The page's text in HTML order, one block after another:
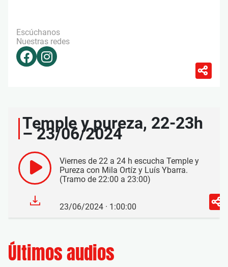
Escúchanos
Nuestras redes
Temple y pureza, 22-23h
– 23/06/2024
Viernes de 22 a 24 h escucha Temple y
Pureza con Mila Ortíz y Luís Ybarra.
(Tramo de 22:00 a 23:00)
23/06/2024 · 1:00:00
Últimos audios